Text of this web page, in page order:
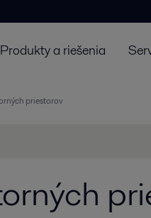
Produkty a riešenia
priestorov